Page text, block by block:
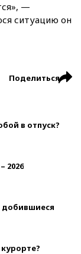
—
ситуацию он
Поделиться
в отпуск?
2026
добившиеся